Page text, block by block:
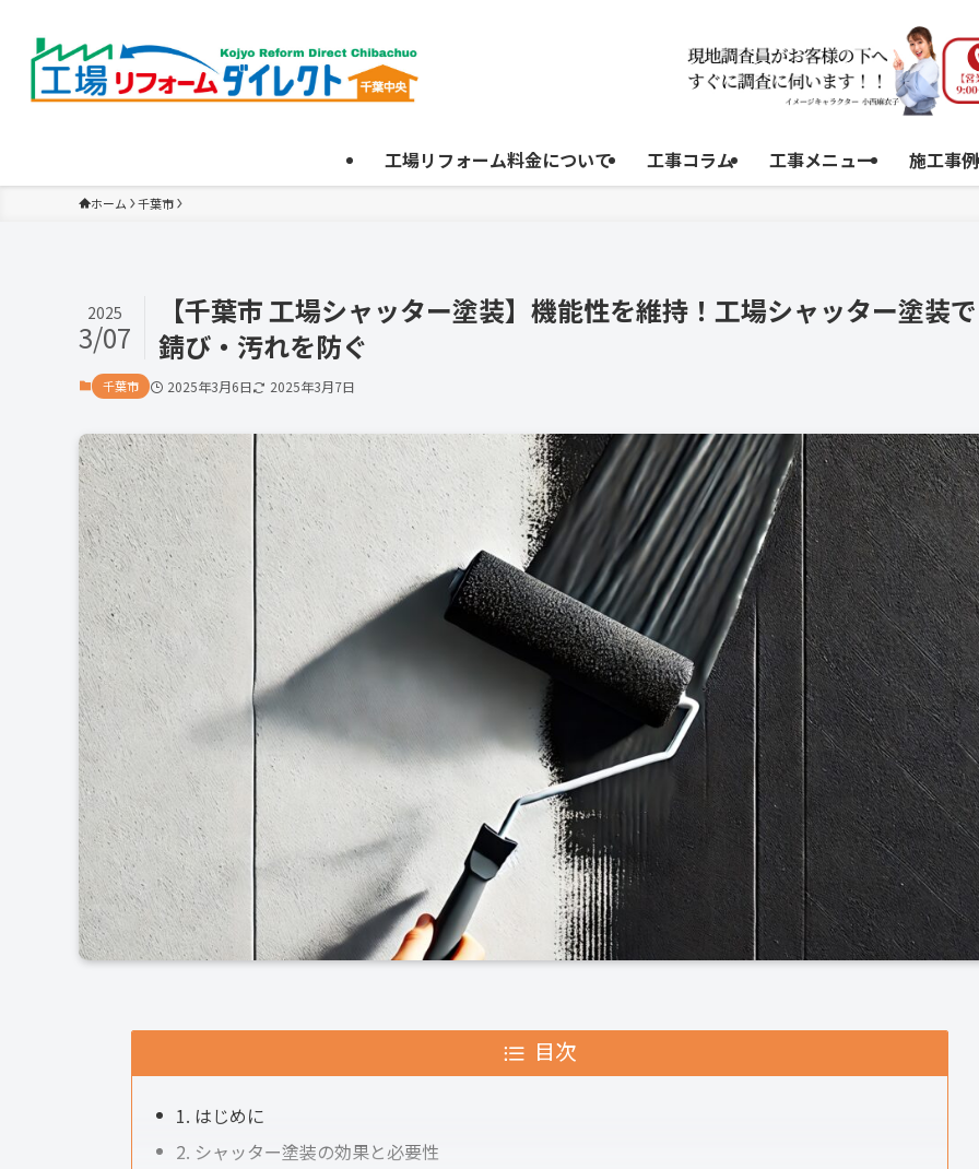
工場リフォーム料金について 工事コラム 工事メニュー 施工事例
ホーム 千葉市
【千葉市 工場シャッター塗装】機能性を維持！工場シャッター塗装で
錆び・汚れを防ぐ
2025
3/07
千葉市 2025年3月6日 2025年3月7日
目次
1. はじめに
2. シャッター塗装の効果と必要性